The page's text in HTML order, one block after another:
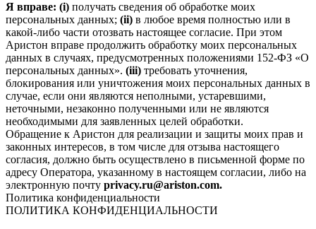
Я вправе: (i) получать сведения об обработке моих
персональных данных; (ii) в любое время полностью или в
какой-либо части отозвать настоящее согласие. При этом
Аристон вправе продолжить обработку моих персональных
данных в случаях, предусмотренных положениями 152-ФЗ «О
персональных данных». (iii) требовать уточнения,
блокирования или уничтожения моих персональных данных в
случае, если они являются неполными, устаревшими,
неточными, незаконно полученными или не являются
необходимыми для заявленных целей обработки.
Обращение к Аристон для реализации и защиты моих прав и
законных интересов, в том числе для отзыва настоящего
согласия, должно быть осуществлено в письменной форме по
адресу Оператора, указанному в настоящем согласии, либо на
электронную почту privacy.ru@ariston.com.
Политика конфиденциальности
ПОЛИТИКА КОНФИДЕНЦИАЛЬНОСТИ